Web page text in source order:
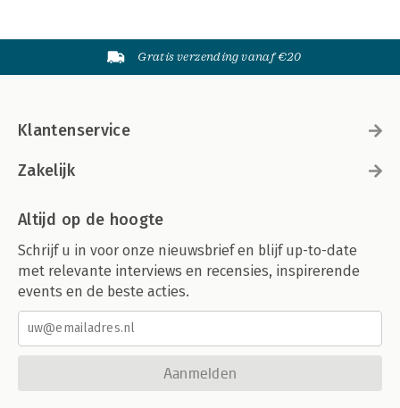
Gratis verzending vanaf €20
Klantenservice
Zakelijk
Altijd op de hoogte
Schrijf u in voor onze nieuwsbrief en blijf up-to-date
met relevante interviews en recensies, inspirerende
events en de beste acties.
Aanmelden